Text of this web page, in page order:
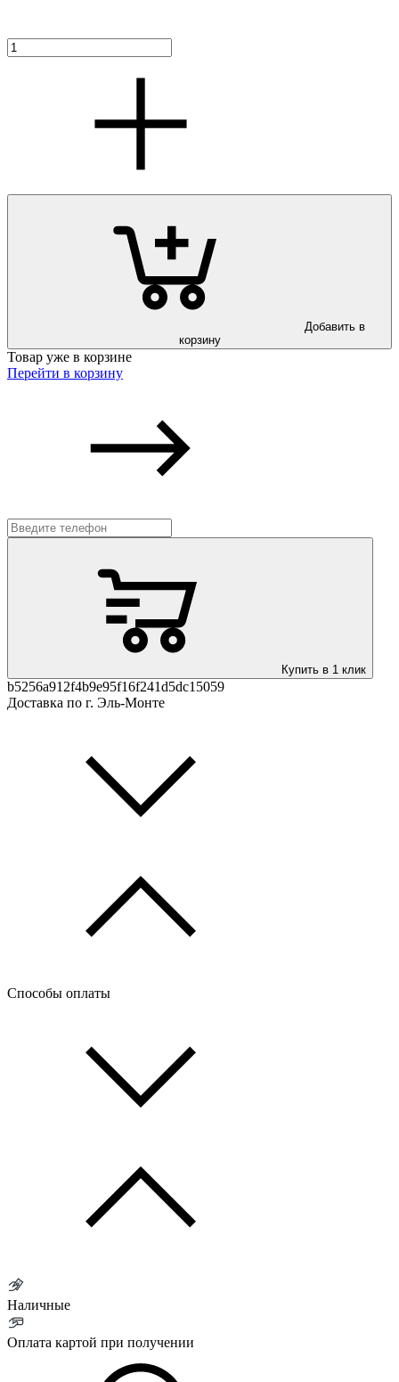
корзину
Товар уже в корзине
Перейти в корзину
Купить в 1 клик
b5256a912f4b9e95f16f241d5dc15059
Доставка по г. Эль-Монте
Способы оплаты
Наличные
Оплата картой при получении